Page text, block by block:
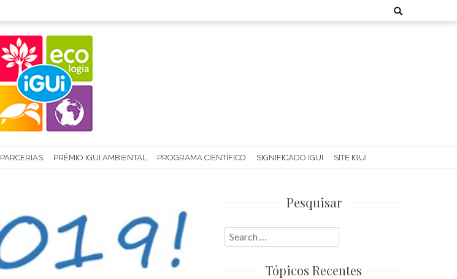
Search
for:
PARCERIAS PRÊMIO IGUI AMBIENTAL PROGRAMA CIENTÍFICO SIGNIFICADO IGUI SITE IGUI
Pesquisar
Search
for:
Tópicos Recentes